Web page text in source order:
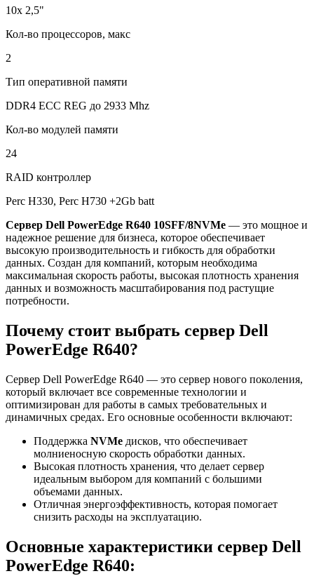
10x 2,5"
Кол-во процессоров, макс
2
Тип оперативной памяти
DDR4 ECC REG до 2933 Mhz
Кол-во модулей памяти
24
RAID контроллер
Perc H330, Perc H730 +2Gb batt
Сервер Dell PowerEdge R640 10SFF/8NVMe — это мощное и
надежное решение для бизнеса, которое обеспечивает
высокую производительность и гибкость для обработки
данных. Создан для компаний, которым необходима
максимальная скорость работы, высокая плотность хранения
данных и возможность масштабирования под растущие
потребности.
Почему стоит выбрать сервер Dell
PowerEdge R640?
Сервер Dell PowerEdge R640 — это сервер нового поколения,
который включает все современные технологии и
оптимизирован для работы в самых требовательных и
динамичных средах. Его основные особенности включают:
Поддержка NVMe дисков, что обеспечивает
молниеносную скорость обработки данных.
Высокая плотность хранения, что делает сервер
идеальным выбором для компаний с большими
объемами данных.
Отличная энергоэффективность, которая помогает
снизить расходы на эксплуатацию.
Основные характеристики сервер Dell
PowerEdge R640: